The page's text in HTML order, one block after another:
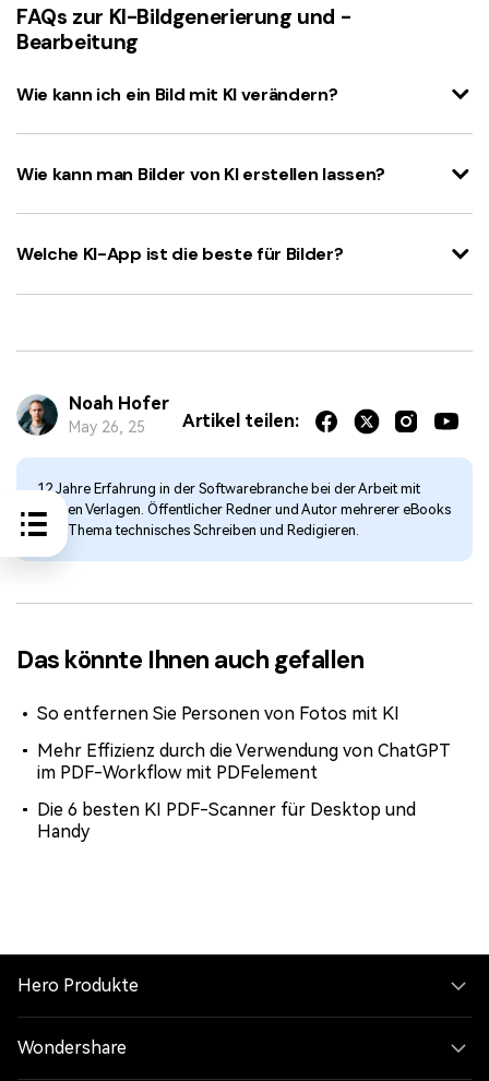
FAQs zur KI-Bildgenerierung und -
Bearbeitung
Wie kann ich ein Bild mit KI verändern?
Wie kann man Bilder von KI erstellen lassen?
Welche KI-App ist die beste für Bilder?
Noah Hofer
May 26, 25 Artikel teilen:
12 Jahre Erfahrung in der Softwarebranche bei der Arbeit mit
großen Verlagen. Öffentlicher Redner und Autor mehrerer eBooks
zum Thema technisches Schreiben und Redigieren.
Das könnte Ihnen auch gefallen
So entfernen Sie Personen von Fotos mit KI
Mehr Effizienz durch die Verwendung von ChatGPT
im PDF-Workflow mit PDFelement
Die 6 besten KI PDF-Scanner für Desktop und
Handy
Hero Produkte
Wondershare